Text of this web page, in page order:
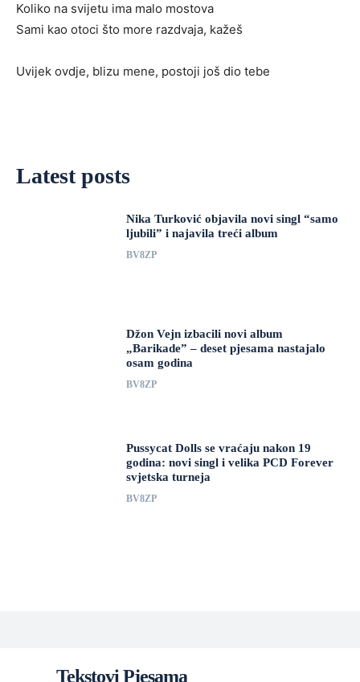
Koliko na svijetu ima malo mostova
Sami kao otoci što more razdvaja, kažeš
Uvijek ovdje, blizu mene, postoji još dio tebe
Latest posts
Nika Turković objavila novi singl “samo
ljubili” i najavila treći album
BV8ZP
Džon Vejn izbacili novi album
„Barikade” – deset pjesama nastajalo
osam godina
BV8ZP
Pussycat Dolls se vraćaju nakon 19
godina: novi singl i velika PCD Forever
svjetska turneja
BV8ZP
Tekstovi Pjesama